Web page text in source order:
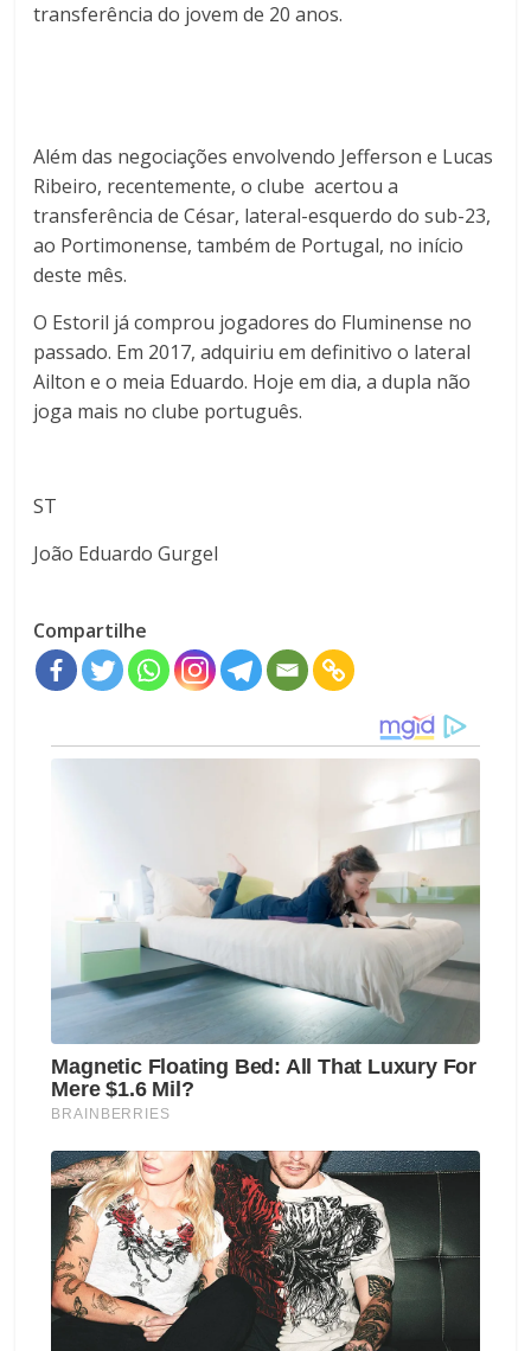
transferência do jovem de 20 anos.
Além das negociações envolvendo Jefferson e Lucas
Ribeiro, recentemente, o clube acertou a
transferência de César, lateral-esquerdo do sub-23,
ao Portimonense, também de Portugal, no início
deste mês.
O Estoril já comprou jogadores do Fluminense no
passado. Em 2017, adquiriu em definitivo o lateral
Ailton e o meia Eduardo. Hoje em dia, a dupla não
joga mais no clube português.
ST
João Eduardo Gurgel
Compartilhe